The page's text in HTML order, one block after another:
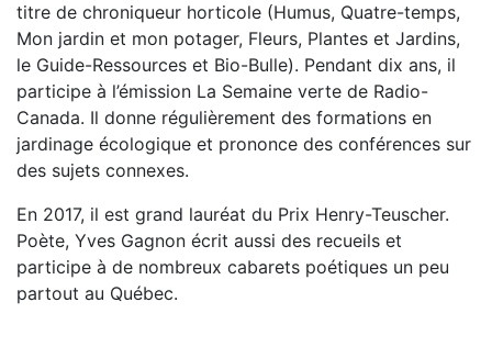
titre de chroniqueur horticole (Humus, Quatre-temps,
Mon jardin et mon potager, Fleurs, Plantes et Jardins,
le Guide-Ressources et Bio-Bulle). Pendant dix ans, il
participe à l’émission La Semaine verte de Radio-
Canada. Il donne régulièrement des formations en
jardinage écologique et prononce des conférences sur
des sujets connexes.
En 2017, il est grand lauréat du Prix Henry-Teuscher.
Poète, Yves Gagnon écrit aussi des recueils et
participe à de nombreux cabarets poétiques un peu
partout au Québec.